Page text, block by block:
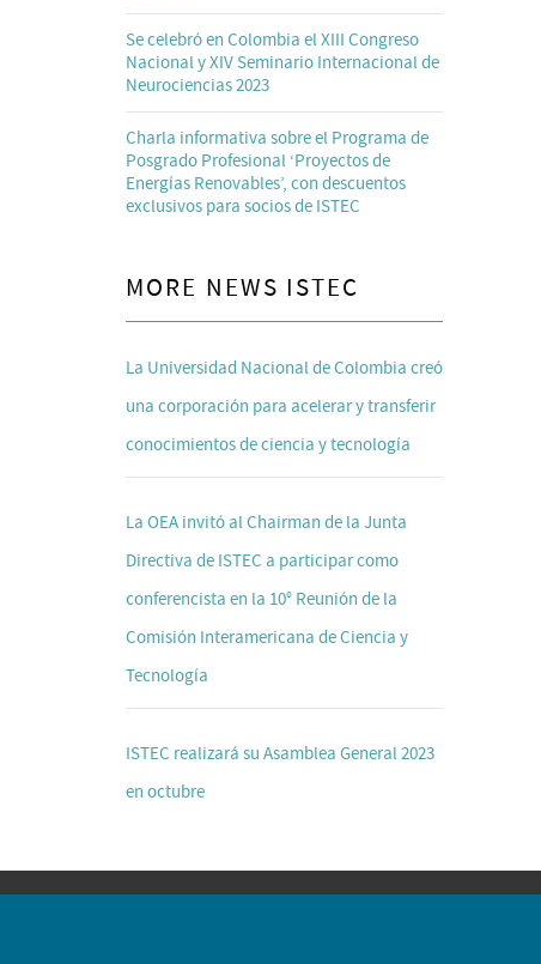
Se celebró en Colombia el XIII Congreso
Nacional y XIV Seminario Internacional de
Neurociencias 2023
Charla informativa sobre el Programa de
Posgrado Profesional ‘Proyectos de
Energías Renovables’, con descuentos
exclusivos para socios de ISTEC
MORE NEWS ISTEC
La Universidad Nacional de Colombia creó
una corporación para acelerar y transferir
conocimientos de ciencia y tecnología
La OEA invitó al Chairman de la Junta
Directiva de ISTEC a participar como
conferencista en la 10° Reunión de la
Comisión Interamericana de Ciencia y
Tecnología
ISTEC realizará su Asamblea General 2023
en octubre